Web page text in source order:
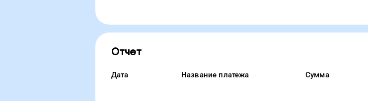
Отчет
Дата Название платежа Сумма